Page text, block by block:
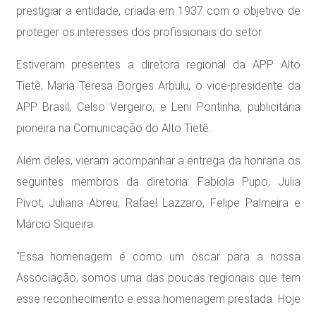
prestigiar a entidade, criada em 1937 com o objetivo de
proteger os interesses dos profissionais do setor.
Estiveram presentes a diretora regional da APP Alto
Tietê, Maria Teresa Borges Arbulu, o vice-presidente da
APP Brasil, Celso Vergeiro, e Leni Pontinha, publicitária
pioneira na Comunicação do Alto Tietê.
Além deles, vieram acompanhar a entrega da honraria os
seguintes membros da diretoria: Fabíola Pupo, Julia
Pivot, Juliana Abreu, Rafael Lazzaro, Felipe Palmeira e
Márcio Siqueira.
“Essa homenagem é como um óscar para a nossa
Associação, somos uma das poucas regionais que tem
esse reconhecimento e essa homenagem prestada. Hoje